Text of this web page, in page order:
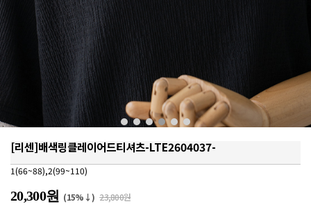
[리센]배색링클레이어드티셔츠-LTE2604037-
1(66~88),2(99~110)
20,300원 (15%↓) 23,800원